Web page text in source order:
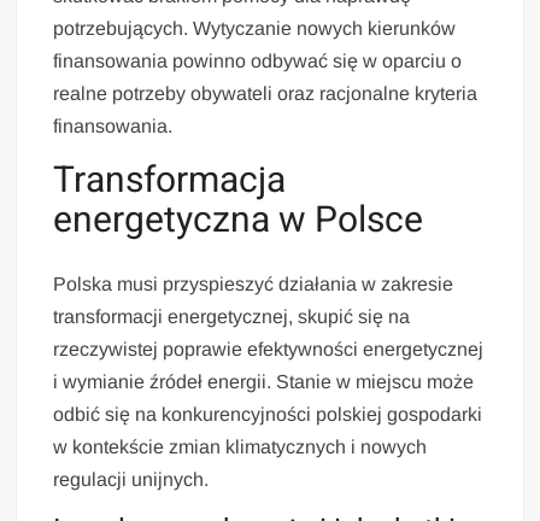
potrzebujących. Wytyczanie nowych kierunków
finansowania powinno odbywać się w oparciu o
realne potrzeby obywateli oraz racjonalne kryteria
finansowania.
Transformacja
energetyczna w Polsce
Polska musi przyspieszyć działania w zakresie
transformacji energetycznej, skupić się na
rzeczywistej poprawie efektywności energetycznej
i wymianie źródeł energii. Stanie w miejscu może
odbić się na konkurencyjności polskiej gospodarki
w kontekście zmian klimatycznych i nowych
regulacji unijnych.